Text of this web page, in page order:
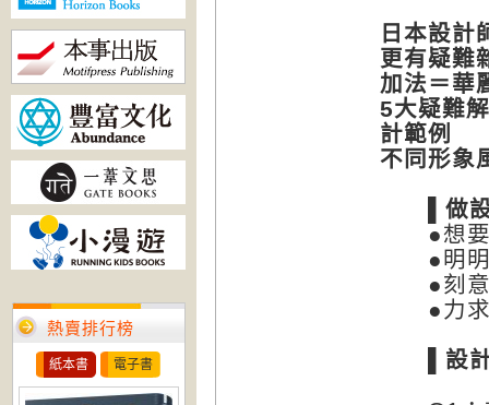
熱賣排行榜
紙本書 電子書
日本設計
更有疑難
加法＝華
5大疑難
計範例
不同形象
▌做設
●想要
●明明
●刻意
●力求
▌設計